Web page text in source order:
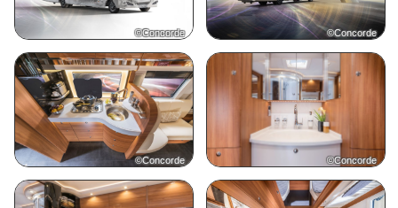
©Concorde ©Concorde
©Concorde ©Concorde